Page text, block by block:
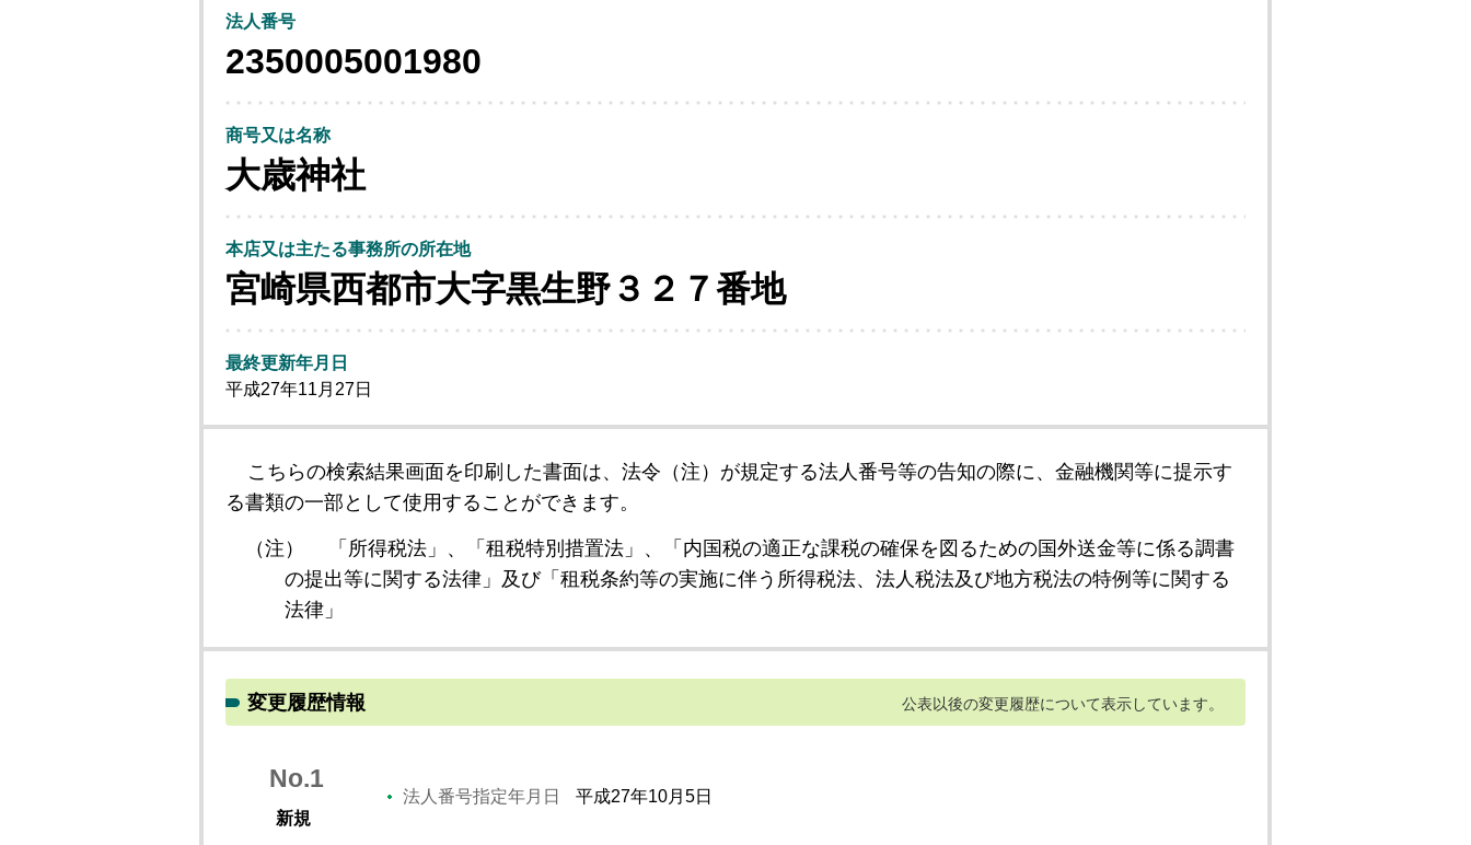
法人番号
2350005001980
商号又は名称
大歳神社
本店又は主たる事務所の所在地
宮崎県西都市大字黒生野３２７番地
最終更新年月日
平成27年11月27日
こちらの検索結果画面を印刷した書面は、法令（注）が規定する法人番号等の告知の際に、金融機関等に提示す
る書類の一部として使用することができます。
（注）
「所得税法」、「租税特別措置法」、「内国税の適正な課税の確保を図るための国外送金等に係る調書
の提出等に関する法律」及び「租税条約等の実施に伴う所得税法、法人税法及び地方税法の特例等に関する
法律」
変更履歴情報 公表以後の変更履歴について表示しています。
No.1
新規
法人番号指定年月日 平成27年10月5日